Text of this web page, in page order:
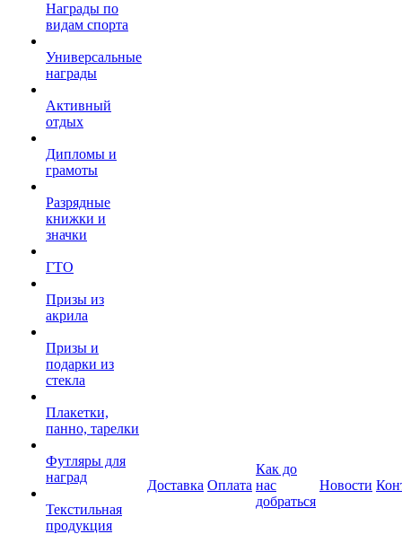
Награды по
видам спорта
Универсальные
награды
Активный
отдых
Дипломы и
грамоты
Разрядные
книжки и
значки
ГТО
Призы из
акрила
Призы и
подарки из
стекла
Плакетки,
панно, тарелки
Футляры для
наград
Текстильная
продукция
Доставка Оплата
Как до
нас
добраться
Новости